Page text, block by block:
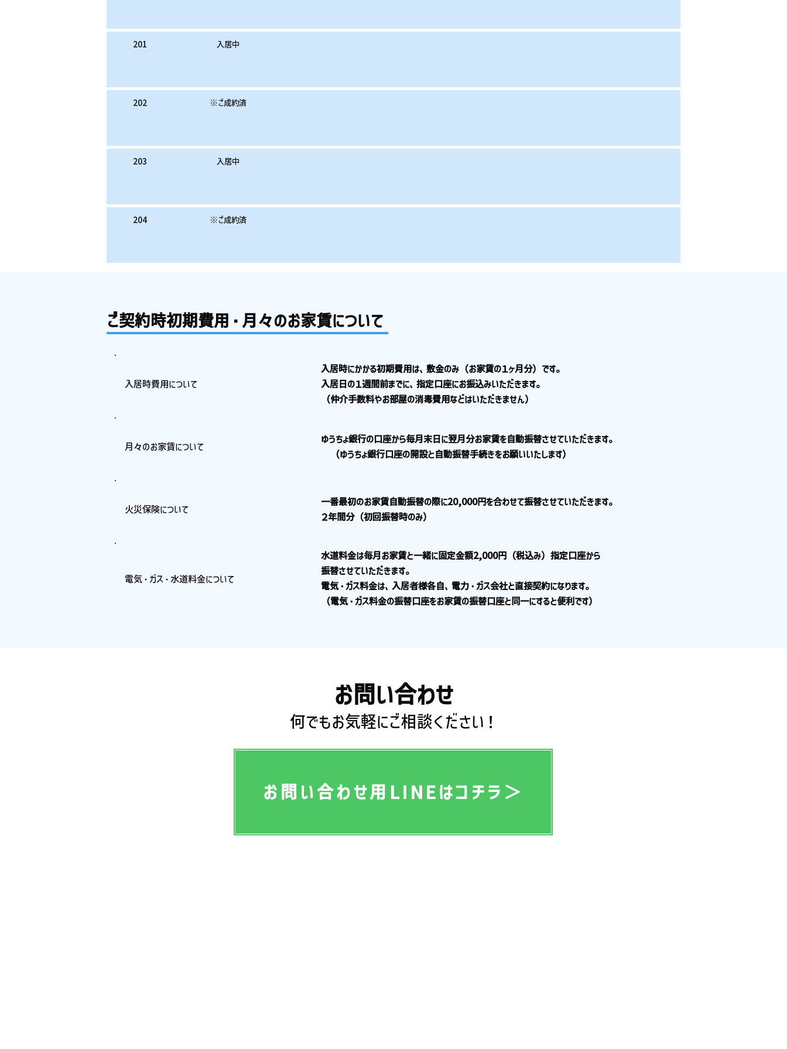
201 入居中
202 ※ご成約済
203 入居中
204 ※ご成約済
ご契約時初期費用・月々のお家賃について
入居時費用について
入居時にかかる初期費用は、敷金のみ（お家賃の１ヶ月分）です。
入居日の１週間前までに、指定口座にお振込みいただきます。
（仲介手数料やお部屋の消毒費用などはいただきません）
月々のお家賃について
ゆうちょ銀行の口座から毎月末日に翌月分お家賃を自動振替させていただきます。
（ゆうちょ銀行口座の開設と自動振替手続きをお願いいたします）
火災保険について
一番最初のお家賃自動振替の際に20,000円を合わせて振替させていただきます。
２年間分（初回振替時のみ）
電気・ガス・水道料金について
水道料金は毎月お家賃と一緒に固定金額2,000円（税込み）指定口座から
振替させていただきます。
電気・ガス料金は、入居者様各自、電力・ガス会社と直接契約になります。
（電気・ガス料金の振替口座をお家賃の振替口座と同一にすると便利です）
お問い合わせ
何でもお気軽にご相談ください！
お問い合わせ用LINEはコチラ＞